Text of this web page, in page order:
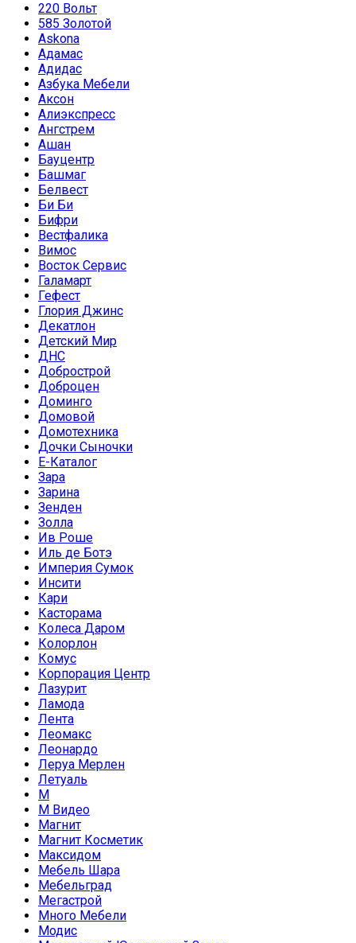
220 Вольт
585 Золотой
Askona
Адамас
Адидас
Азбука Мебели
Аксон
Алиэкспресс
Ангстрем
Ашан
Бауцентр
Башмаг
Белвест
Би Би
Бифри
Вестфалика
Вимос
Восток Сервис
Галамарт
Гефест
Глория Джинс
Декатлон
Детский Мир
ДНС
Добрострой
Доброцен
Доминго
Домовой
Домотехника
Дочки Сыночки
Е-Каталог
Зара
Зарина
Зенден
Золла
Ив Роше
Иль де Ботэ
Империя Сумок
Инсити
Кари
Касторама
Колеса Даром
Колорлон
Комус
Корпорация Центр
Лазурит
Ламода
Лента
Леомакс
Леонардо
Леруа Мерлен
Летуаль
М
М Видео
Магнит
Магнит Косметик
Максидом
Мебель Шара
Мебельград
Мегастрой
Много Мебели
Модис